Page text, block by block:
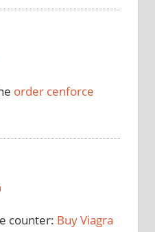
order cenforce
counter: Buy Viagra